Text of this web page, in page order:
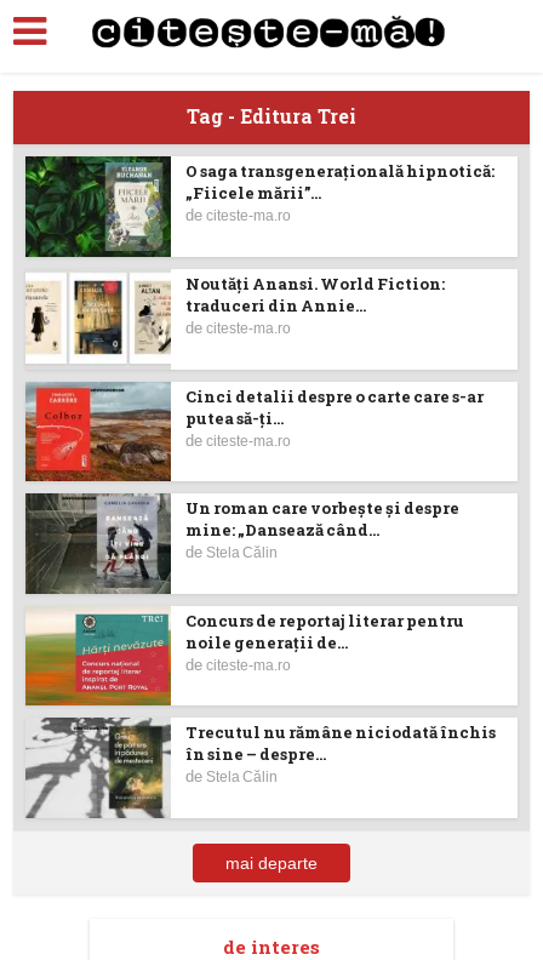
Tag - Editura Trei
O saga transgenerațională hipnotică:
„Fiicele mării”...
deciteste-ma.ro
Noutăţi Anansi. World Fiction:
traduceri din Annie...
deciteste-ma.ro
Cinci detalii despre o carte care s-ar
putea să-ţi...
deciteste-ma.ro
Un roman care vorbește și despre
mine: „Dansează când...
de Stela Călin
Concurs de reportaj literar pentru
noile generații de...
deciteste-ma.ro
Trecutul nu rămâne niciodată închis
în sine – despre...
de Stela Călin
mai departe
de interes